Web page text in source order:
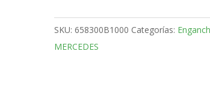
up
Bola
placa
SKU: 658300B1000 Categorías:
MERCEDES